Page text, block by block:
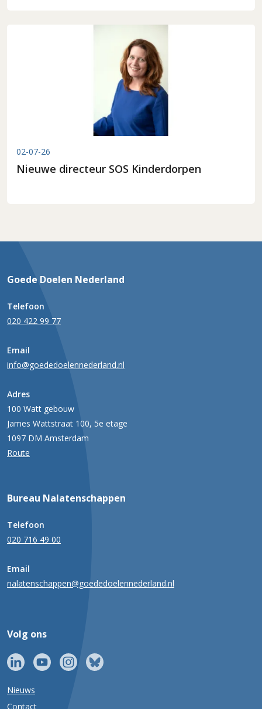
02-07-26
Nieuwe directeur SOS Kinderdorpen
Goede Doelen Nederland
Telefoon
020 422 99 77
Email
info@goededoelennederland.nl
Adres
100 Watt gebouw
James Wattstraat 100, 5e etage
1097 DM Amsterdam
Route
Bureau Nalatenschappen
Telefoon
020 716 49 00
Email
nalatenschappen@goededoelennederland.nl
Volg ons
Nieuws
Contact